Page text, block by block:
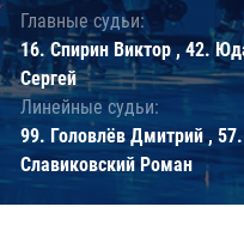
Главные судьи:
16. Спирин Виктор , 42.
Сергей
Линейные судьи:
99. Головлёв Дмитрий , 57.
Славиковский Роман